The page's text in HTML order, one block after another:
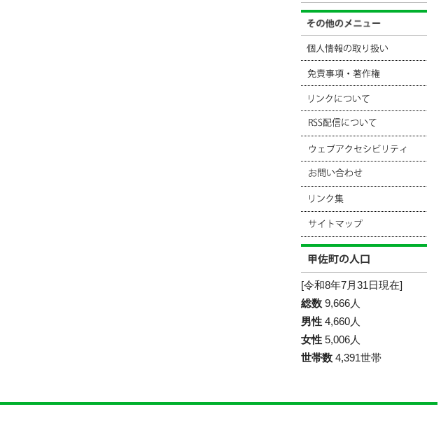
[令和8年7月31日現在]
総数 9,666人
男性 4,660人
女性 5,006人
世帯数 4,391世帯